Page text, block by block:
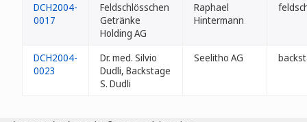
DCH2004-
0017
Feldschlösschen
Getränke
Holding AG
Raphael
Hintermann
DCH2004-
0023
Dr. med. Silvio
Dudli, Backstage
S. Dudli
Seelitho AG